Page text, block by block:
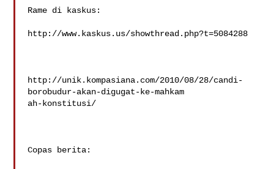
Rame di kaskus:
http://www.kaskus.us/showthread.php?t=5084288
http://unik.kompasiana.com/2010/08/28/candi-
borobudur-akan-digugat-ke-mahkam
ah-konstitusi/
Copas berita: